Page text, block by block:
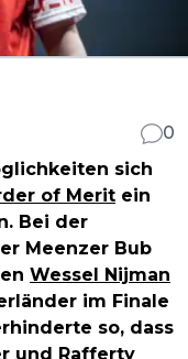
0
sich
of Merit ein
Bei der
Meenzer Bub
Wessel Nijman
im Finale
so, dass
und Rafferty